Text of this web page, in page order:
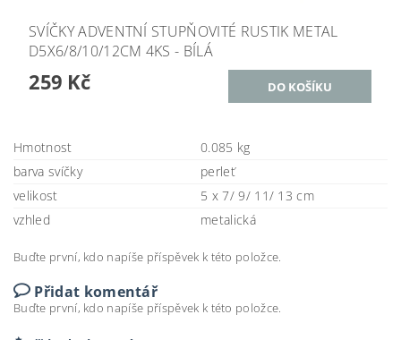
SVÍČKY ADVENTNÍ STUPŇOVITÉ RUSTIK METAL
D5X6/8/10/12CM 4KS - BÍLÁ
259 Kč
Hmotnost
0.085 kg
barva svíčky
perleť
velikost
5 x 7/ 9/ 11/ 13 cm
vzhled
metalická
Buďte první, kdo napíše příspěvek k této položce.
Přidat komentář
Buďte první, kdo napíše příspěvek k této položce.